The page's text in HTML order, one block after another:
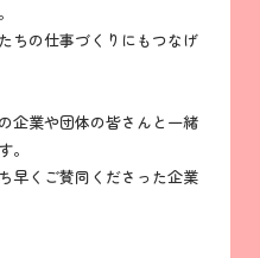
ちの仕事づくりにもつなげ
企業や団体の皆さんと一緒
。
早くご賛同くださった企業